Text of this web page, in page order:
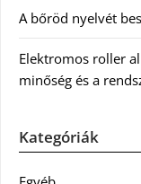
A bőröd nyelvét
Elektromos roller
minőség és a
Kategóriák